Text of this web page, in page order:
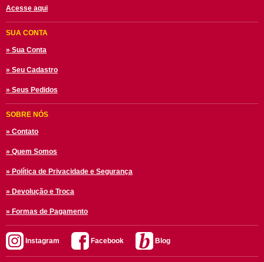
Acesse aqui
SUA CONTA
» Sua Conta
» Seu Cadastro
» Seus Pedidos
SOBRE NÓS
» Contato
» Quem Somos
» Política de Privacidade e Segurança
» Devolução e Troca
» Formas de Pagamento
Instagram Facebook Blog